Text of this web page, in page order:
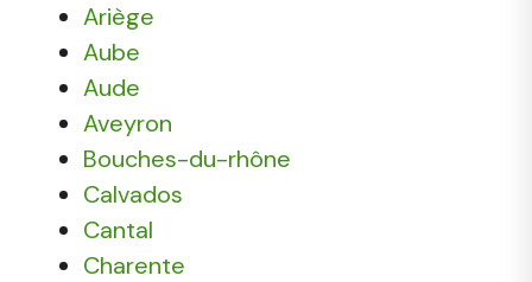
Ariège
Aube
Aude
Aveyron
Bouches-du-rhône
Calvados
Cantal
Charente